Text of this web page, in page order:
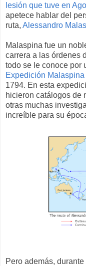
lesión que tuve en
apetece hablar del
ruta, Alessandro
Malaspina fue un
carrera a las órdenes
todo se le conoce por
Expedición Malaspina
1794. En esta
hicieron catálogos de
otras muchas
increíble para su
Pero además,